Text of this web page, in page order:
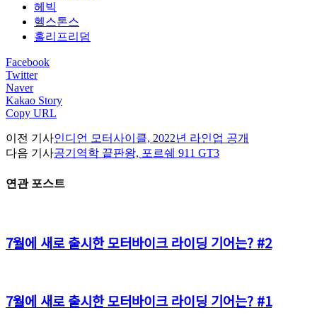
헤빅
헬스톤스
홀리프리덤
Facebook
Twitter
Naver
Kakao Story
Copy URL
이전 기사인디언 모터사이클, 2022년 라인업 공개
다음 기사공기역학 끝판왕, 포르쉐 911 GT3
연관 포스트
7월에 새로 출시한 모터바이크 라이딩 기어는? #2
7월에 새로 출시한 모터바이크 라이딩 기어는? #1